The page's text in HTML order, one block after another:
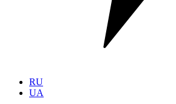
RU
UA